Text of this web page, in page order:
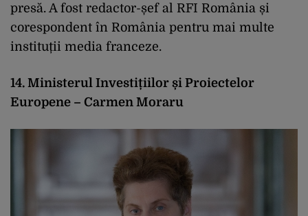
presă. A fost redactor-șef al RFI România și
corespondent în România pentru mai multe
instituții media franceze.
14. Ministerul Investițiilor și Proiectelor
Europene – Carmen Moraru